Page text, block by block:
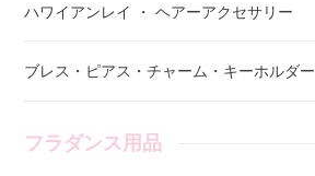
ハワイアンレイ ・ ヘアーアクセサリー
ブレス・ピアス・チャーム・キーホルダー
フラダンス用品